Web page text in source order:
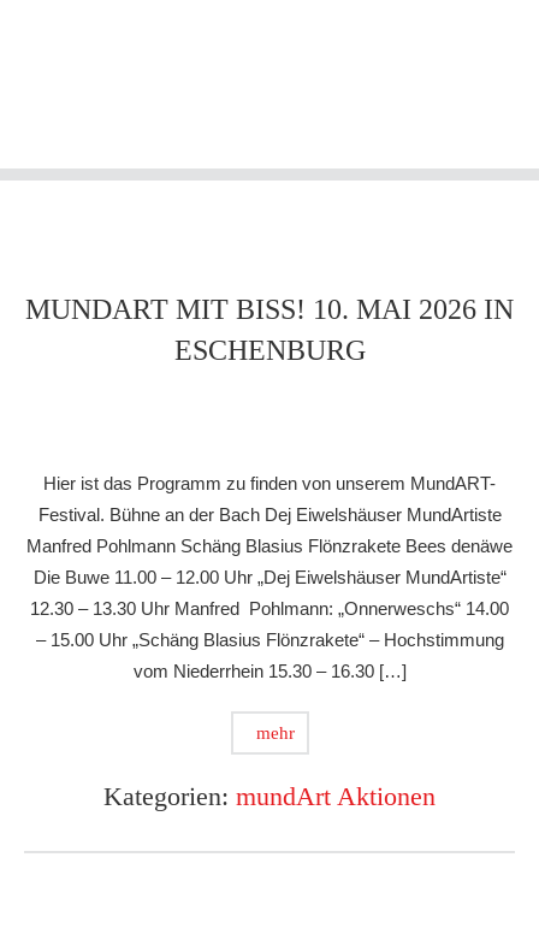
MUNDART MIT BISS! 10. MAI 2026 IN
ESCHENBURG
Hier ist das Programm zu finden von unserem MundART-
Festival. Bühne an der Bach Dej Eiwelshäuser MundArtiste
Manfred Pohlmann Schäng Blasius Flönzrakete Bees denäwe
Die Buwe 11.00 – 12.00 Uhr „Dej Eiwelshäuser MundArtiste“
12.30 – 13.30 Uhr Manfred Pohlmann: „Onnerweschs“ 14.00
– 15.00 Uhr „Schäng Blasius Flönzrakete“ – Hochstimmung
vom Niederrhein 15.30 – 16.30 […]
mehr
Kategorien: mundArt Aktionen